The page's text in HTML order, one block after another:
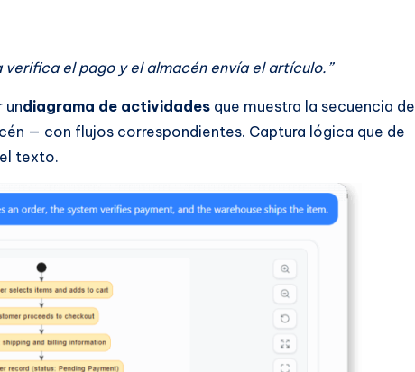
verifica el pago y el almacén envía el artículo.”
undiagrama de actividades que muestra la secuencia de
— con flujos correspondientes. Captura lógica que de
texto.